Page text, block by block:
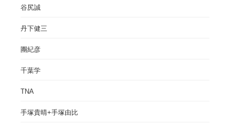
谷尻誠
丹下健三
團紀彦
千葉学
TNA
手塚貴晴+手塚由比